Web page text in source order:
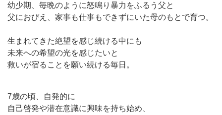
幼少期、毎晩のように怒鳴り暴力をふるう父と
父におびえ、家事も仕事もできずにいた母のもとで育つ。
生まれてきた絶望を感じ続ける中にも
未来への希望の光を感じたいと
救いが宿ることを願い続ける毎日。
7歳の頃、自発的に
自己啓発や潜在意識に興味を持ち始め、